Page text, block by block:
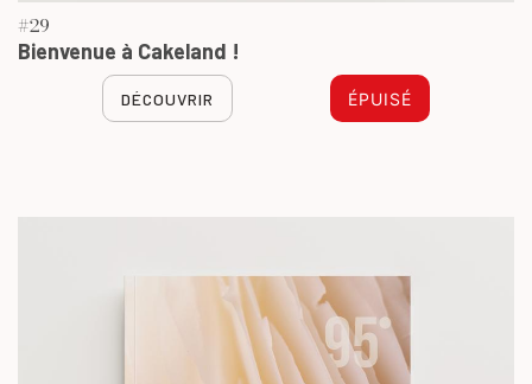
#29
Bienvenue à Cakeland !
DÉCOUVRIR ÉPUISÉ